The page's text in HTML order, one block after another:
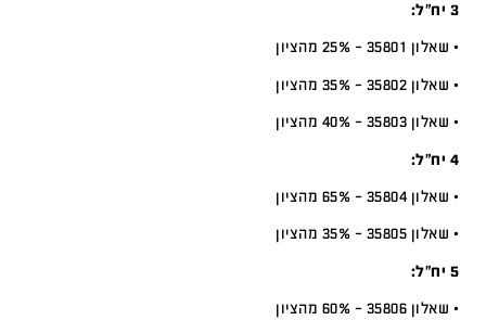
3 יח”ל:
• שאלון 35801 – 25% מהציון
• שאלון 35802 – 35% מהציון
• שאלון 35803 – 40% מהציון
4 יח”ל:
• שאלון 35804 – 65% מהציון
• שאלון 35805 – 35% מהציון
5 יח”ל:
• שאלון 35806 – 60% מהציון